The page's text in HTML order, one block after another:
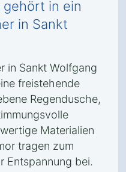
in ein
in Sankt
in Sankt Wolfgang
freistehende
Regendusche,
Materialien
tragen zum
Entspannung bei.